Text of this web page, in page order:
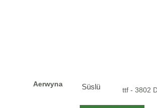
Aerwyna Süslü ttf - 3802